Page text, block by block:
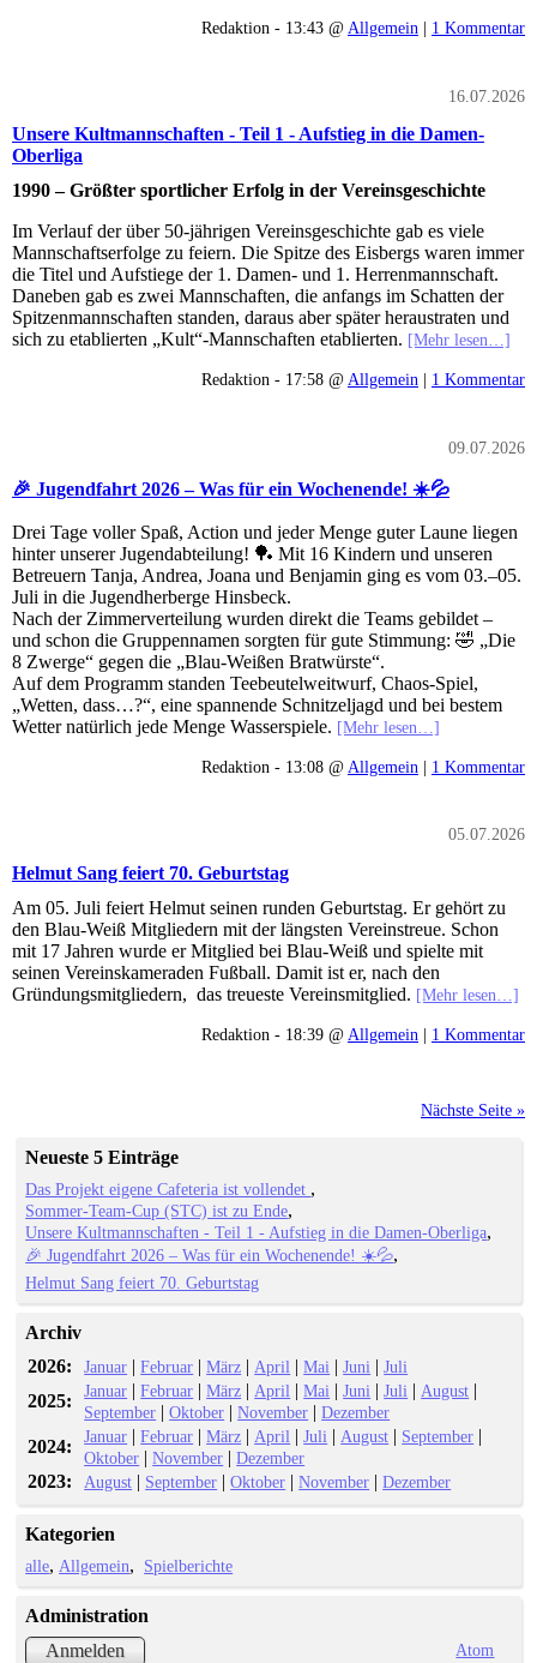
Redaktion - 13:43 @ Allgemein | 1 Kommentar
16.07.2026
Unsere Kultmannschaften - Teil 1 - Aufstieg in die Damen-
Oberliga
1990 – Größter sportlicher Erfolg in der Vereinsgeschichte
Im Verlauf der über 50-jährigen Vereinsgeschichte gab es viele
Mannschaftserfolge zu feiern. Die Spitze des Eisbergs waren immer
die Titel und Aufstiege der 1. Damen- und 1. Herrenmannschaft.
Daneben gab es zwei Mannschaften, die anfangs im Schatten der
Spitzenmannschaften standen, daraus aber später heraustraten und
sich zu etablierten „Kult“-Mannschaften etablierten. [Mehr lesen…]
Redaktion - 17:58 @Allgemein | 1 Kommentar
09.07.2026
🎉 Jugendfahrt 2026 – Was für ein Wochenende! ☀️💦
Drei Tage voller Spaß, Action und jeder Menge guter Laune liegen
hinter unserer Jugendabteilung! 🏓 Mit 16 Kindern und unseren
Betreuern Tanja, Andrea, Joana und Benjamin ging es vom 03.–05.
Juli in die Jugendherberge Hinsbeck.
Nach der Zimmerverteilung wurden direkt die Teams gebildet –
und schon die Gruppennamen sorgten für gute Stimmung: 🤣 „Die
8 Zwerge“ gegen die „Blau-Weißen Bratwürste“.
Auf dem Programm standen Teebeutelweitwurf, Chaos-Spiel,
„Wetten, dass…?“, eine spannende Schnitzeljagd und bei bestem
Wetter natürlich jede Menge Wasserspiele. [Mehr lesen…]
Redaktion - 13:08 @ Allgemein | 1 Kommentar
05.07.2026
Helmut Sang feiert 70. Geburtstag
Am 05. Juli feiert Helmut seinen runden Geburtstag. Er gehört zu
den Blau-Weiß Mitgliedern mit der längsten Vereinstreue. Schon
mit 17 Jahren wurde er Mitglied bei Blau-Weiß und spielte mit
seinen Vereinskameraden Fußball. Damit ist er, nach den
Gründungsmitgliedern, das treueste Vereinsmitglied. [Mehr lesen…]
Redaktion - 18:39 @ Allgemein | 1 Kommentar
Nächste Seite »
Neueste 5 Einträge
Das Projekt eigene Cafeteria ist vollendet
Sommer-Team-Cup (STC) ist zu Ende
Unsere Kultmannschaften - Teil 1 - Aufstieg in die Damen-Oberliga
🎉 Jugendfahrt 2026 – Was für ein Wochenende! ☀️💦
Helmut Sang feiert 70. Geburtstag
Archiv
2026:
Januar |Februar |März | April |Mai |Juni |Juli
2025: Januar |Februar |März | April |Mai |Juni |Juli | August |
September |Oktober |November |Dezember
2024: Januar |Februar |März | April |Juli | August | September |
Oktober |November |Dezember
2023: August | September |Oktober |November |Dezember
Kategorien
alle Allgemein Spielberichte
Administration
Anmelden
Atom